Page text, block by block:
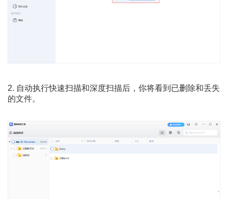
2. 自动执行快速扫描和深度扫描后，你将看到已删除和丢失
的文件。